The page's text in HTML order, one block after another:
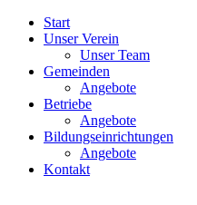
Start
Unser Verein
Unser Team
Gemeinden
Angebote
Betriebe
Angebote
Bildungseinrichtungen
Angebote
Kontakt